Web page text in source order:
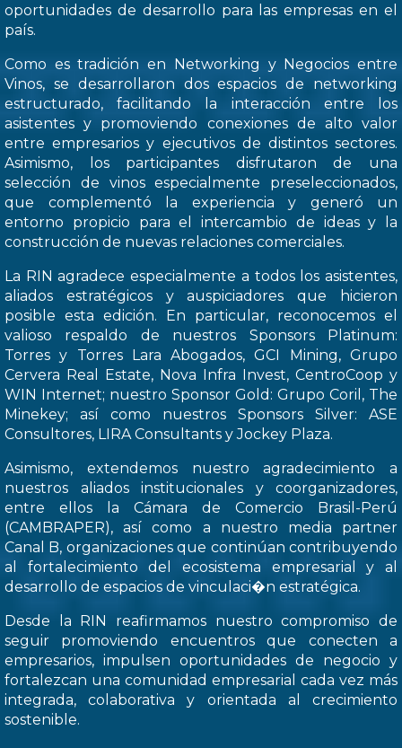
oportunidades de desarrollo para las empresas en el
país.
Como es tradición en Networking y Negocios entre
Vinos, se desarrollaron dos espacios de networking
estructurado, facilitando la interacción entre los
asistentes y promoviendo conexiones de alto valor
entre empresarios y ejecutivos de distintos sectores.
Asimismo, los participantes disfrutaron de una
selección de vinos especialmente preseleccionados,
que complementó la experiencia y generó un
entorno propicio para el intercambio de ideas y la
construcción de nuevas relaciones comerciales.
La RIN agradece especialmente a todos los asistentes,
aliados estratégicos y auspiciadores que hicieron
posible esta edición. En particular, reconocemos el
valioso respaldo de nuestros Sponsors Platinum:
Torres y Torres Lara Abogados, GCI Mining, Grupo
Cervera Real Estate, Nova Infra Invest, CentroCoop y
WIN Internet; nuestro Sponsor Gold: Grupo Coril, The
Minekey; así como nuestros Sponsors Silver: ASE
Consultores, LIRA Consultants y Jockey Plaza.
Asimismo, extendemos nuestro agradecimiento a
nuestros aliados institucionales y coorganizadores,
entre ellos la Cámara de Comercio Brasil-Perú
(CAMBRAPER), así como a nuestro media partner
Canal B, organizaciones que continúan contribuyendo
al fortalecimiento del ecosistema empresarial y al
desarrollo de espacios de vinculaci�n estratégica.
Desde la RIN reafirmamos nuestro compromiso de
seguir promoviendo encuentros que conecten a
empresarios, impulsen oportunidades de negocio y
fortalezcan una comunidad empresarial cada vez más
integrada, colaborativa y orientada al crecimiento
sostenible.